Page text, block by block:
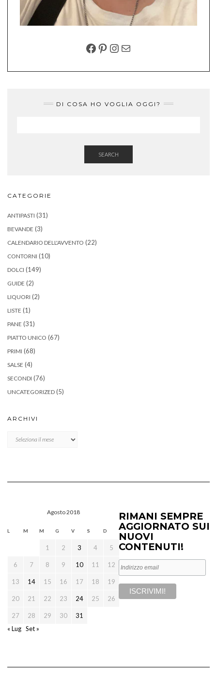
FACEBOOK
PINTEREST
INSTAGRAM
EMAIL
DI COSA HO VOGLIA OGGI?
SEARCH
CATEGORIE
ANTIPASTI (31)
BEVANDE (3)
CALENDARIO DELL'AVVENTO (22)
CONTORNI (10)
DOLCI (149)
GUIDE (2)
LIQUORI (2)
LISTE (1)
PANE (31)
PIATTO UNICO (67)
PRIMI (68)
SALSE (4)
SECONDI (76)
UNCATEGORIZED (5)
ARCHIVI
Agosto 2018
L M M G V S D
1 2 3 4 5
6 7 8 9 10 11 12
13 14 15 16 17 18 19
20 21 22 23 24 25 26
27 28 29 30
31
« Lug Set »
RIMANI SEMPRE
AGGIORNATO SUI
NUOVI
CONTENUTI!